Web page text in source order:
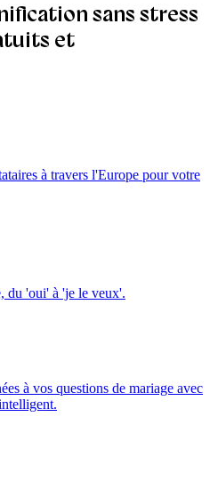
sans stress
et
à travers l'Europe pour votre
du 'oui' à 'je le veux'.
à vos questions de mariage avec